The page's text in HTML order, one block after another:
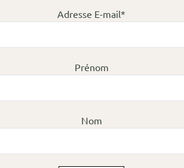
Adresse E-mail*
Prénom
Nom